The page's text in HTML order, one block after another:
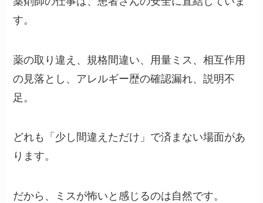
す。
薬の取り違え、規格間違い、用量ミス、相互作用
の見落とし、アレルギー歴の確認漏れ、説明不
足。
どれも「少し間違えただけ」で済まない場面があ
ります。
だから、ミスが怖いと感じるのは自然です。